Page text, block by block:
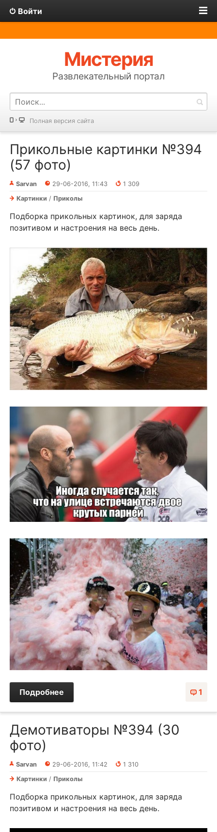
Войти
Мистерия
Развлекательный портал
Полная версия сайта
Прикольные картинки №394
(57 фото)
Sarvan 29-06-2016, 11:43
1 309
Картинки / Приколы
Подборка прикольных картинок, для заряда
позитивом и настроения на весь день.
1
Подробнее
Демотиваторы №394 (30
фото)
Sarvan 29-06-2016, 11:42
1 310
Картинки / Приколы
Подборка прикольных картинок, для заряда
позитивом и настроения на весь день.